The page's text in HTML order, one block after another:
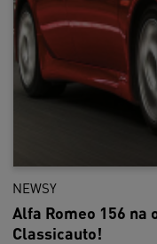
NEWSY
Alfa Romeo 156 na
Classicauto!